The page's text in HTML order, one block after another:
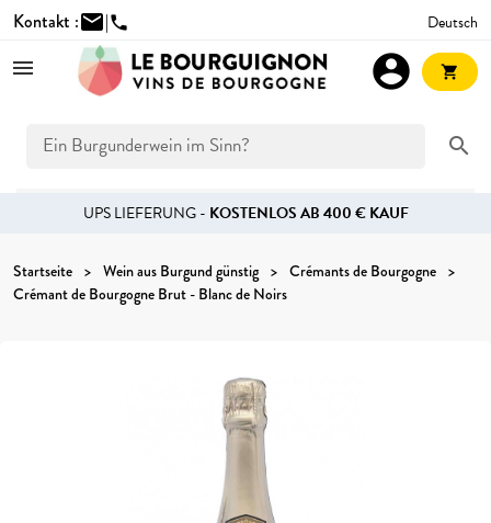
Kontakt :mail|phone Deutsch
search
account_circle shopping_cart
UPS LIEFERUNG - KOSTENLOS AB 400 € KAUF
Startseite Wein aus Burgund günstig
Crémants de Bourgogne
Crémant de Bourgogne Brut - Blanc de Noirs